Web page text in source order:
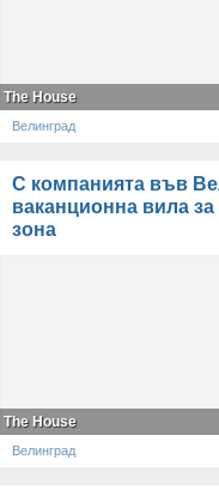
The House
Велинград
С компанията във
ваканционна вила
зона
The House
Велинград